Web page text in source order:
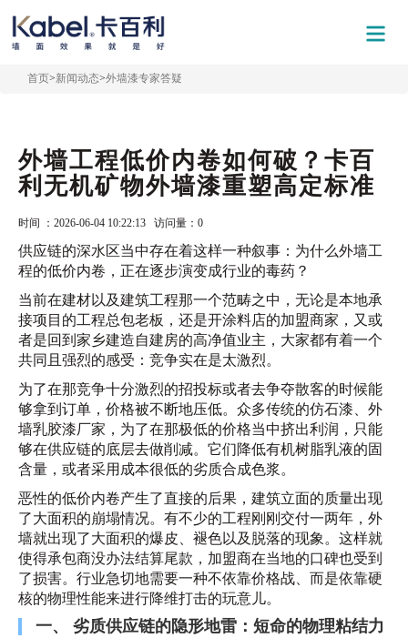
首页>新闻动态>外墙漆专家答疑
外墙工程低价内卷如何破？卡百
利无机矿物外墙漆重塑高定标准
时间 ：2026-06-04 10:22:13 访问量： 0
供应链的深水区当中存在着这样一种叙事：为什么外墙工
程的低价内卷，正在逐步演变成行业的毒药？
当前在建材以及建筑工程那一个范畴之中，无论是本地承
接项目的工程总包老板，还是开涂料店的加盟商家，又或
者是回到家乡建造自建房的高净值业主，大家都有着一个
共同且强烈的感受：竞争实在是太激烈。
为了在那竞争十分激烈的招投标或者去争夺散客的时候能
够拿到订单，价格被不断地压低。众多传统的仿石漆、外
墙乳胶漆厂家，为了在那极低的价格当中挤出利润，只能
够在供应链的底层去做削减。它们降低有机树脂乳液的固
含量，或者采用成本很低的劣质合成色浆。
恶性的低价内卷产生了直接的后果，建筑立面的质量出现
了大面积的崩塌情况。有不少的工程刚刚交付一两年，外
墙就出现了大面积的爆皮、褪色以及脱落的现象。这样就
使得承包商没办法结算尾款，加盟商在当地的口碑也受到
了损害。行业急切地需要一种不依靠价格战、而是依靠硬
核的物理性能来进行降维打击的玩意儿。
一、 劣质供应链的隐形地雷：短命的物理粘结力